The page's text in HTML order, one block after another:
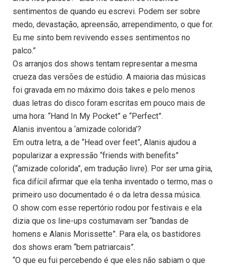
sentimentos de quando eu escrevi. Podem ser sobre
medo, devastação, apreensão, arrependimento, o que for.
Eu me sinto bem revivendo esses sentimentos no
palco.”
Os arranjos dos shows tentam representar a mesma
crueza das versões de estúdio. A maioria das músicas
foi gravada em no máximo dois takes e pelo menos
duas letras do disco foram escritas em pouco mais de
uma hora: “Hand In My Pocket” e “Perfect”.
Alanis inventou a ‘amizade colorida’?
Em outra letra, a de “Head over feet”, Alanis ajudou a
popularizar a expressão “friends with benefits”
(“amizade colorida”, em tradução livre). Por ser uma gíria,
fica difícil afirmar que ela tenha inventado o termo, mas o
primeiro uso documentado é o da letra dessa música.
O show com esse repertório rodou por festivais e ela
dizia que os line-ups costumavam ser “bandas de
homens e Alanis Morissette”. Para ela, os bastidores
dos shows eram “bem patriarcais”.
“O que eu fui percebendo é que eles não sabiam o que